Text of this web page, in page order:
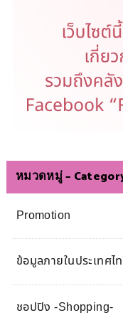
หมวดหมู่ –
Promotion
ข้อมูลภายในประเทศ
ชอปปิง -Shopping-